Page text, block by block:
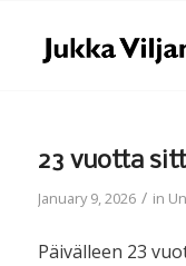
23 vuotta
January 9, 2026 / in
Päivälleen 23